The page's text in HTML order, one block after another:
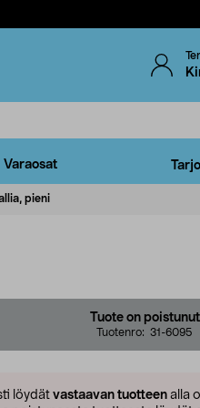
Varaosat
pieni
Tuote on poistunut
Tuotenro: 31-6095
löydät vastaavan tuotteen alla